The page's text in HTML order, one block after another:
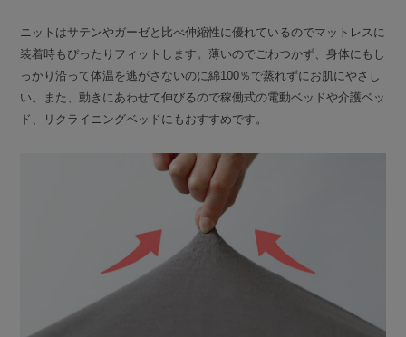
ニットはサテンやガーゼと比べ伸縮性に優れているのでマットレスに
装着時もぴったりフィットします。薄いのでごわつかず、身体にもし
っかり沿って体温を逃がさないのに綿100％で蒸れずにお肌にやさし
い。また、動きにあわせて伸びるので稼働式の電動ベッドや介護ベッ
ド、リクライニングベッドにもおすすめです。